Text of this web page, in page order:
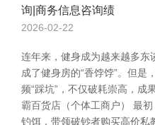
询|商务信息咨询绩
2026-02-22
连年来，健身成为越来越多东
成了健身房的“香饽饽”。但是
频“踩坑”，不仅破耗崇高，成
霸百货店（个体工商户） 最
钓饵，带领破钞者购买高价私